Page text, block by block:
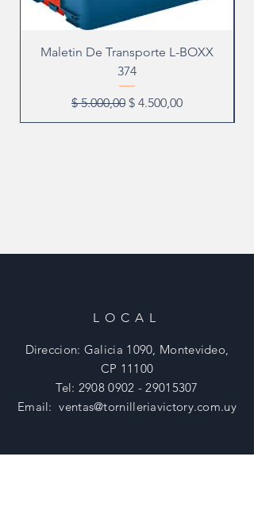
Maletin De Transporte L-BOXX
374
Precio
$ 5.000,00 Precio de oferta
$ 4.500,00
LOCAL
Direccion: Galicia 1090, Montevideo,
CP 11100
Tel: 2908 0902 - 29015307
Email:ventas@tornilleriavictory.com.uy